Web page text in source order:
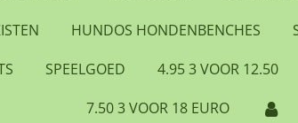
HUNDOS HONDENBENCHES
SPEELGOED 4.95 3 VOOR 12.50
7.50 3 VOOR 18 EURO